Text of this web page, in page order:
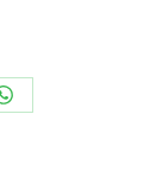
Share